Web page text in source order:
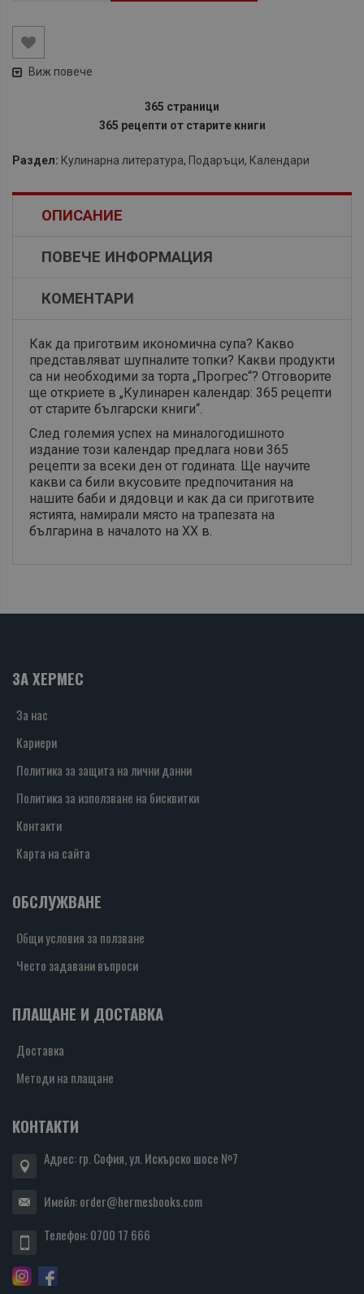
Виж повече
365 страници
365 рецепти от старите книги
Раздел: Кулинарна литература, Подаръци, Календари
ОПИСАНИЕ
ПОВЕЧЕ ИНФОРМАЦИЯ
КОМЕНТАРИ
Как да приготвим икономична супа? Какво
представляват шупналите топки? Какви продукти
са ни необходими за торта „Прогрес“? Отговорите
ще откриете в „Кулинарен календар: 365 рецепти
от старите български книги“.
След големия успех на миналогодишното
издание този календар предлага нови 365
рецепти за всеки ден от годината. Ще научите
какви са били вкусовите предпочитания на
нашите баби и дядовци и как да си приготвите
ястията, намирали място на трапезата на
българина в началото на XX в.
ЗА ХЕРМЕС
За нас
Кариери
Политика за защита на лични данни
Политика за използване на бисквитки
Контакти
Карта на сайта
ОБСЛУЖВАНЕ
Общи условия за ползване
Често задавани въпроси
ПЛАЩАНЕ И ДОСТАВКА
Доставка
Методи на плащане
КОНТАКТИ
Адрес: гр. София, ул. Искърско шосе №7
Имейл:order@hermesbooks.com
Телефон:0700 17 666